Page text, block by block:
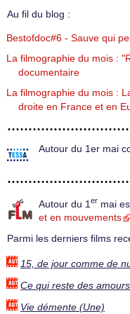
Au fil du blog :
Bestofdoc#6 - Sauve qui
La filmographie du mois :
documentaire
La filmographie du mois :
droite en France et en
Autour du 1er mai
Autour du 1 er mai
et en mouvements
Parmi les derniers films
15, de jour comme de
Ce qui reste des
Vie démente (Une)